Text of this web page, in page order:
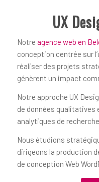
UX
Notre agence web en
conception centrée sur
réaliser des projets
génèrent un impact
Notre approche UX
de données
analytiques de
Nous étudions
dirigeons la production
de conception Web